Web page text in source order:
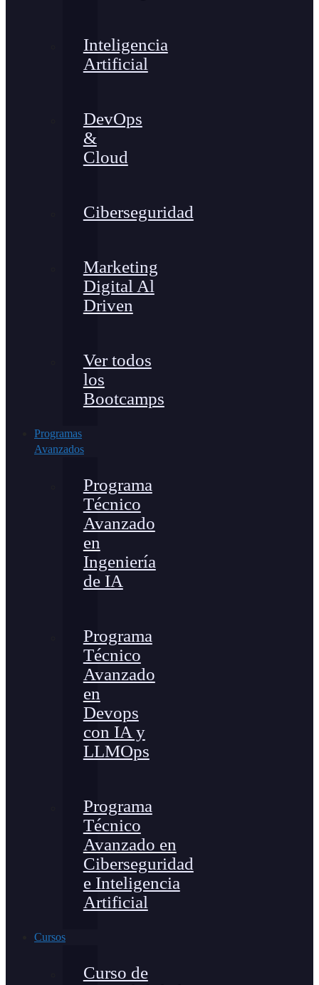
Inteligencia
Artificial
DevOps
&
Cloud
Ciberseguridad
Marketing
Digital Al
Driven
Ver todos
los
Bootcamps
Programas
Avanzados
Programa
Técnico
Avanzado
en
Ingeniería
de IA
Programa
Técnico
Avanzado
en
Devops
con IA y
LLMOps
Programa
Técnico
Avanzado en
Ciberseguridad
e Inteligencia
Artificial
Cursos
Curso de